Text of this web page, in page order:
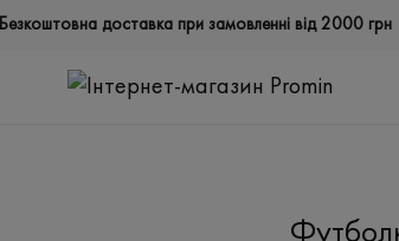
Безкоштовна доставка при замовленні від 2000 грн